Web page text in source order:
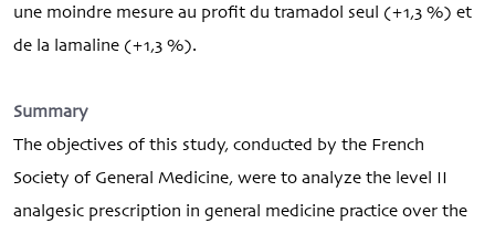
une moindre mesure au profit du tramadol seul (+1,3 %) et
de la lamaline (+1,3 %).
Summary
The objectives of this study, conducted by the French
Society of General Medicine, were to analyze the level II
analgesic prescription in general medicine practice over the